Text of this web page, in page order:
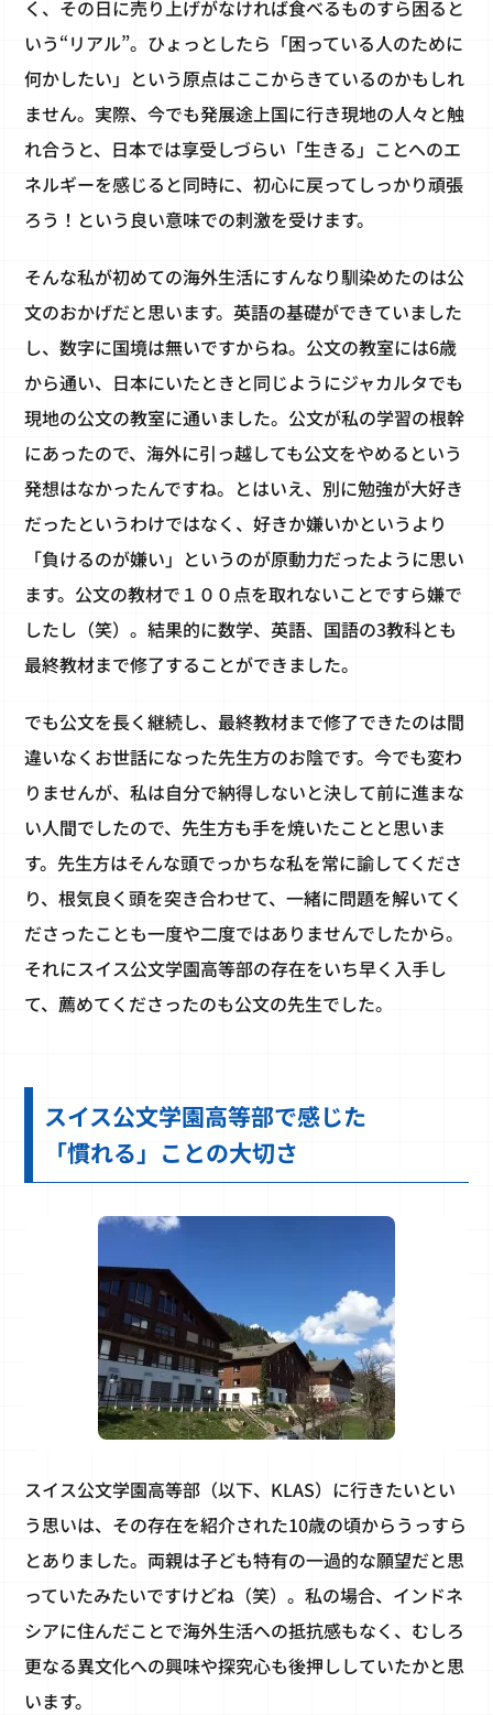
く、その日に売り上げがなければ食べるものすら困ると
いう“リアル”。ひょっとしたら「困っている人のために
何かしたい」という原点はここからきているのかもしれ
ません。実際、今でも発展途上国に行き現地の人々と触
れ合うと、日本では享受しづらい「生きる」ことへのエ
ネルギーを感じると同時に、初心に戻ってしっかり頑張
ろう！という良い意味での刺激を受けます。
そんな私が初めての海外生活にすんなり馴染めたのは公
文のおかげだと思います。英語の基礎ができていました
し、数字に国境は無いですからね。公文の教室には6歳
から通い、日本にいたときと同じようにジャカルタでも
現地の公文の教室に通いました。公文が私の学習の根幹
にあったので、海外に引っ越しても公文をやめるという
発想はなかったんですね。とはいえ、別に勉強が大好き
だったというわけではなく、好きか嫌いかというより
「負けるのが嫌い」というのが原動力だったように思い
ます。公文の教材で１００点を取れないことですら嫌で
したし（笑）。結果的に数学、英語、国語の3教科とも
最終教材まで修了することができました。
でも公文を長く継続し、最終教材まで修了できたのは間
違いなくお世話になった先生方のお陰です。今でも変わ
りませんが、私は自分で納得しないと決して前に進まな
い人間でしたので、先生方も手を焼いたことと思いま
す。先生方はそんな頭でっかちな私を常に諭してくださ
り、根気良く頭を突き合わせて、一緒に問題を解いてく
ださったことも一度や二度ではありませんでしたから。
それにスイス公文学園高等部の存在をいち早く入手し
て、薦めてくださったのも公文の先生でした。
スイス公文学園高等部で感じた
「慣れる」ことの大切さ
スイス公文学園高等部（以下、KLAS）に行きたいとい
う思いは、その存在を紹介された10歳の頃からうっすら
とありました。両親は子ども特有の一過的な願望だと思
っていたみたいですけどね（笑）。私の場合、インドネ
シアに住んだことで海外生活への抵抗感もなく、むしろ
更なる異文化への興味や探究心も後押ししていたかと思
います。